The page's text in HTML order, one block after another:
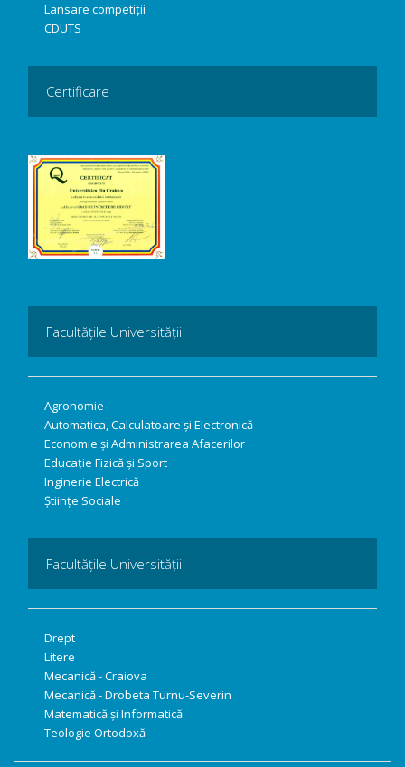
Lansare competiții
CDUTS
Certificare
Facultățile Universității
Agronomie
Automatica, Calculatoare și Electronică
Economie și Administrarea Afacerilor
Educație Fizică și Sport
Inginerie Electrică
Științe Sociale
Facultățile Universității
Drept
Litere
Mecanică - Craiova
Mecanică - Drobeta Turnu-Severin
Matematică și Informatică
Teologie Ortodoxă